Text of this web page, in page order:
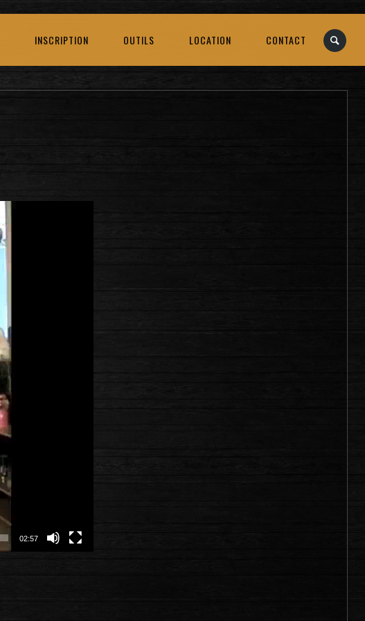
INSCRIPTION OUTILS LOCATION CONTACT
02:57